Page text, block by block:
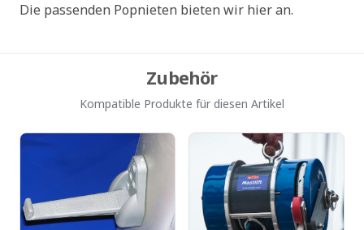
Die passenden Popnieten bieten wir hier an.
Zubehör
Kompatible Produkte für diesen Artikel